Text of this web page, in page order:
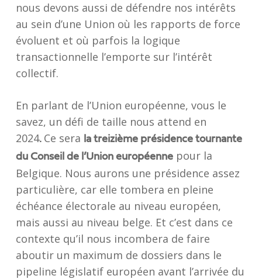
nous devons aussi de défendre nos intérêts
au sein d’une Union où les rapports de force
évoluent et où parfois la logique
transactionnelle l’emporte sur l’intérêt
collectif.
En parlant de l’Union européenne, vous le
savez, un défi de taille nous attend en
2024. Ce sera la treizième présidence tournante
du Conseil de l’Union européennepour la
Belgique. Nous aurons une présidence assez
particulière, car elle tombera en pleine
échéance électorale au niveau européen,
mais aussi au niveau belge. Et c’est dans ce
contexte qu’il nous incombera de faire
aboutir un maximum de dossiers dans le
pipeline législatif européen avant l’arrivée du